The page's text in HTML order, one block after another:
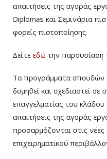
απαιτήσεις της αγοράς
Diplomas και Σεμινάρια
φορείς πιστοποίησης.
Δείτε εδώ την παρουσίαση
Τα προγράμματα σπουδών
δομηθεί και σχεδιαστεί
επαγγελματίας του
απαιτήσεις της αγοράς
προσαρμόζονται στις νέες
επιχειρηματικού